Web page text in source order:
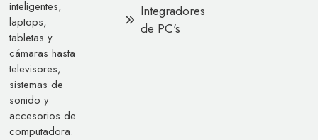
inteligentes,
laptops,
tabletas y
cámaras hasta
televisores,
sistemas de
sonido y
accesorios de
computadora.
Integradores
de PC's